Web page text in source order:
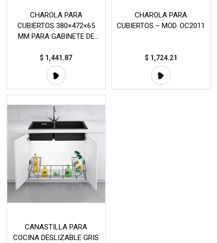
CHAROLA PARA
CUBIERTOS 380×472×65
MM PARA GABINETE DE
OC2020
$ 1,441.87
CHAROLA PARA
CUBIERTOS – MOD. OC2011
$ 1,724.21
CANASTILLA PARA
COCINA DESLIZABLE GRIS